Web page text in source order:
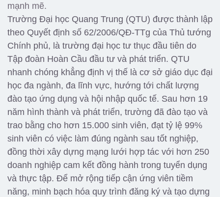
mạnh mẽ.
Trường Đại học Quang Trung (QTU) được thành lập
theo Quyết định số 62/2006/QĐ-TTg của Thủ tướng
Chính phủ, là trường đại học tư thục đầu tiên do
Tập đoàn Hoàn Cầu đầu tư và phát triển. QTU
nhanh chóng khẳng định vị thế là cơ sở giáo dục đại
học đa ngành, đa lĩnh vực, hướng tới chất lượng
đào tạo ứng dụng và hội nhập quốc tế. Sau hơn 19
năm hình thành và phát triển, trường đã đào tạo và
trao bằng cho hơn 15.000 sinh viên, đạt tỷ lệ 99%
sinh viên có việc làm đúng ngành sau tốt nghiệp,
đồng thời xây dựng mạng lưới hợp tác với hơn 250
doanh nghiệp cam kết đồng hành trong tuyển dụng
và thực tập. Để mở rộng tiếp cận ứng viên tiềm
năng, minh bạch hóa quy trình đăng ký và tạo dựng